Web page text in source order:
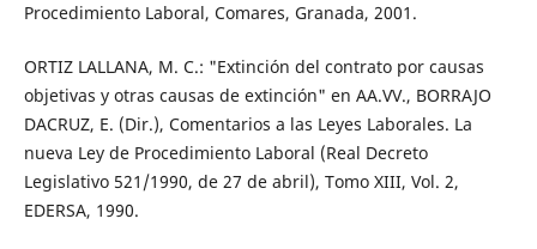
Procedimiento Laboral, Comares, Granada, 2001.
ORTIZ LALLANA, M. C.: "Extinción del contrato por causas
objetivas y otras causas de extinción" en AA.VV., BORRAJO
DACRUZ, E. (Dir.), Comentarios a las Leyes Laborales. La
nueva Ley de Procedimiento Laboral (Real Decreto
Legislativo 521/1990, de 27 de abril), Tomo XIII, Vol. 2,
EDERSA, 1990.